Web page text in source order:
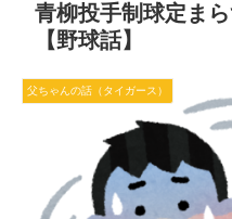
青柳投手制球定ま
【野球話】
父ちゃんの話（タイガース）